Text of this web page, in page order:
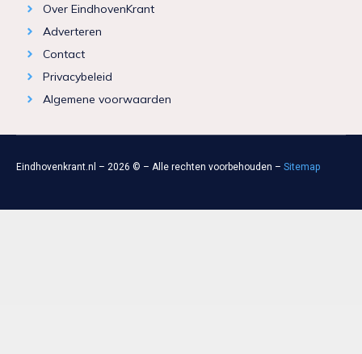
Over EindhovenKrant
Adverteren
Contact
Privacybeleid
Algemene voorwaarden
Eindhovenkrant.nl – 2026 © – Alle rechten voorbehouden – Sitemap